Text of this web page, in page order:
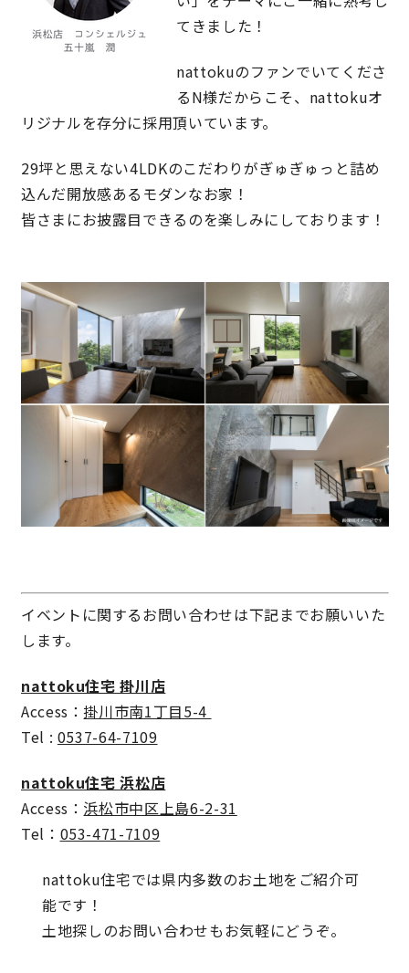
てきました！
nattokuのファンでいてくださ
るN様だからこそ、nattokuオ
リジナルを存分に採用頂いています。
29坪と思えない4LDKのこだわりがぎゅぎゅっと詰め
込んだ開放感あるモダンなお家！
皆さまにお披露目できるのを楽しみにしております！
イベントに関するお問い合わせは下記までお願いいた
します。
nattoku住宅 掛川店
Access：掛川市南1丁目5-4
Tel : 0537-64-7109
nattoku住宅 浜松店
Access： 浜松市中区上島6-2-31
Tel： 053-471-7109
nattoku住宅では県内多数のお土地をご紹介可
能です！
土地探しのお問い合わせもお気軽にどうぞ。